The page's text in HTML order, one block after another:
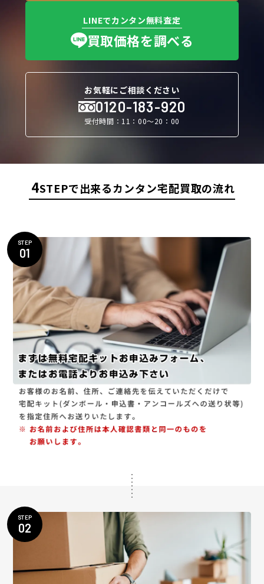
LINEでカンタン無料査定
買取価格を調べる
お気軽にご相談ください
0120-183-920
受付時間：11：00〜20：00
4STEPで出来るカンタン宅配買取の流れ
STEP
01
STEP
02